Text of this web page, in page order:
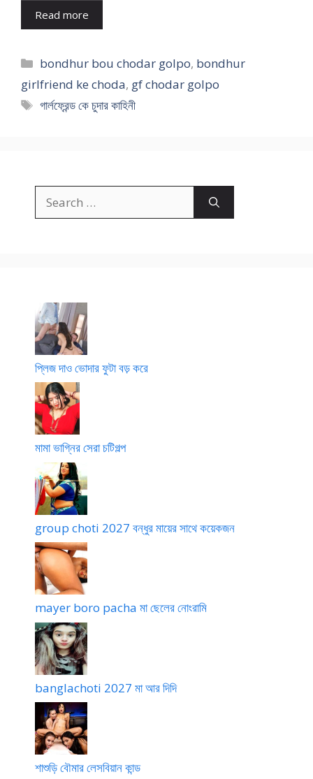
Read more
Categories
bondhur bou chodar golpo, bondhur
girlfriend ke choda, gf chodar golpo
Tags
গার্লফ্রেন্ড কে চুদার কাহিনী
for:
প্লিজ দাও ভোদার ফুটা বড় করে
মামা ভাগ্নির সেরা চটিগল্প
group choti 2027 বন্ধুর মায়ের সাথে কয়েকজন
mayer boro pacha মা ছেলের নোংরামি
banglachoti 2027 মা আর দিদি
শাশুড়ি বৌমার লেসবিয়ান কান্ড